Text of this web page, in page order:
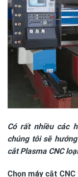
Có rất nhiều các
chúng tôi sẽ
cắt Plasma CNC
Chọn máy cắt